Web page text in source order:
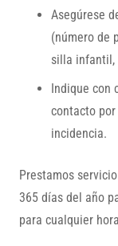
Asegúrese
(número de
silla infantil,
Indique con
contacto
incidencia.
Prestamos
365 días del año
para cualquier